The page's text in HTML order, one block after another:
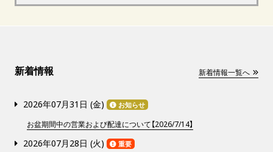
新着情報 新着情報一覧へ
2026年07月31日 (金) お知らせ
お盆期間中の営業および配達について【2026/7/14】
2026年07月28日 (火) 重要